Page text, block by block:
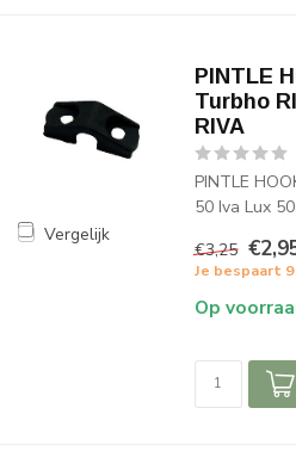
Vergelijk
PINTLE
Turbho
RIVA
PINTLE
50 Iva Lux
€3,25
Je bespaart
Op